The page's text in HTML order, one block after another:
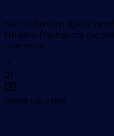
Hiển thị hình ảnh, giá cả sản
tìm kiếm. Phù hợp cho các
commerce.
↗
03
Quảng cáo video